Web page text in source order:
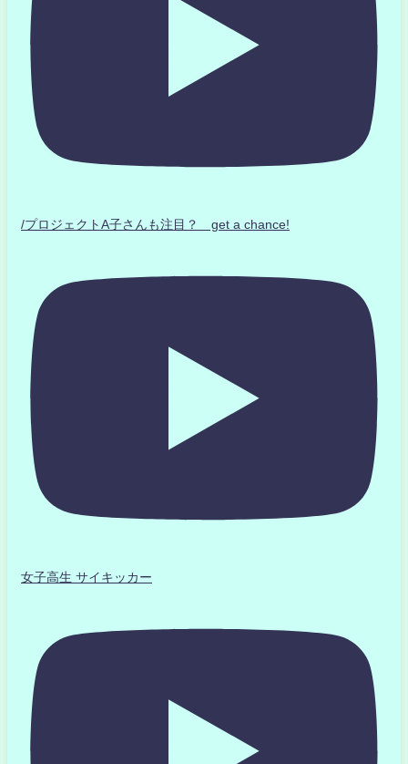
/プロジェクトA子さんも注目？ get a chance!
女子高生 サイキッカー